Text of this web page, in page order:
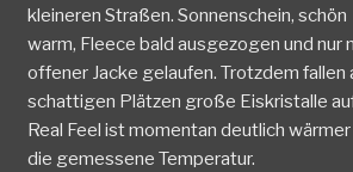
kleineren Straßen. Sonnenschein, schön
warm, Fleece bald ausgezogen und nur
offener Jacke gelaufen. Trotzdem fallen
schattigen Plätzen große Eiskristalle auf
Real Feel ist momentan deutlich wärmer
die gemessene Temperatur.